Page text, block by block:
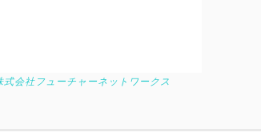
式会社フューチャーネットワークス